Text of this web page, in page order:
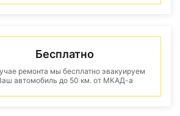
Бесплатно
ремонта мы бесплатно эвакуируем
автомобиль до 50 км. от МКАД-а